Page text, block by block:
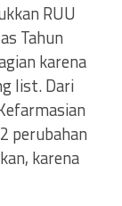
RUU
Tahun
karena
list. Dari
perubahan
karena